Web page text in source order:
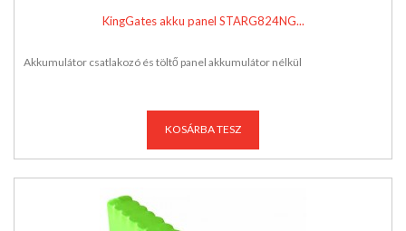
KingGates akku panel STARG824NG...
Akkumulátor csatlakozó és töltő panel akkumulátor nélkül
KOSÁRBA TESZ